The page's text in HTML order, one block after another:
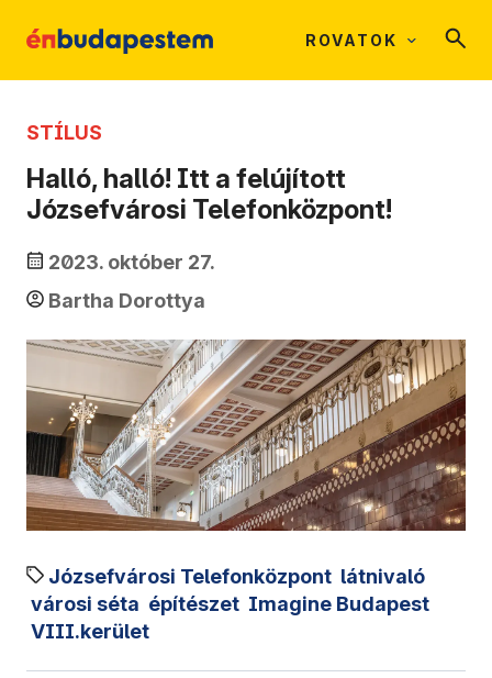
ROVATOK
STÍLUS
Halló, halló! Itt a felújított
Józsefvárosi Telefonközpont!
2023. október 27.
Bartha Dorottya
Józsefvárosi Telefonközpont látnivaló
városi séta építészet Imagine Budapest
VIII.kerület